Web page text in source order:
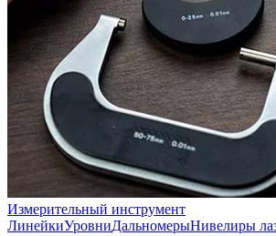
Измерительный инструмент
ЛинейкиУровниДальномерыНивелиры